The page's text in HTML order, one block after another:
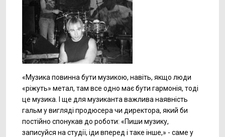
«Музика повинна бути музикою, навіть, якщо люди
«ріжуть» метал, там все одно має бути гармонія, тоді
це музика. І ще для музиканта важлива наявність
гальм у вигляді продюсера чи директора, який би
постійно спонукав до роботи: «Пиши музику,
записуйся на студії, іди вперед і таке інше,» - саме у